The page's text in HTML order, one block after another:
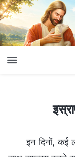
इन दिनों, कई